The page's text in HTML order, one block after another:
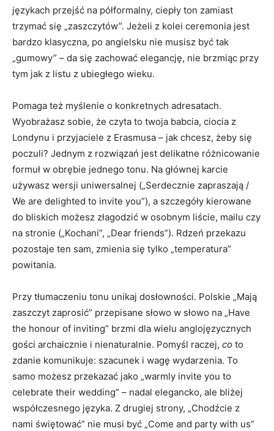
językach przejść na półformalny, ciepły ton zamiast
trzymać się „zaszczytów”. Jeżeli z kolei ceremonia jest
bardzo klasyczna, po angielsku nie musisz być tak
„gumowy” – da się zachować elegancję, nie brzmiąc przy
tym jak z listu z ubiegłego wieku.
Pomaga też myślenie o konkretnych adresatach.
Wyobrażasz sobie, że czyta to twoja babcia, ciocia z
Londynu i przyjaciele z Erasmusa – jak chcesz, żeby się
poczuli? Jednym z rozwiązań jest delikatne różnicowanie
formuł w obrębie jednego tonu. Na głównej karcie
używasz wersji uniwersalnej („Serdecznie zapraszają /
We are delighted to invite you”), a szczegóły kierowane
do bliskich możesz złagodzić w osobnym liście, mailu czy
na stronie („Kochani”, „Dear friends”). Rdzeń przekazu
pozostaje ten sam, zmienia się tylko „temperatura”
powitania.
Przy tłumaczeniu tonu unikaj dosłowności. Polskie „Mają
zaszczyt zaprosić” przepisane słowo w słowo na „Have
the honour of inviting” brzmi dla wielu anglojęzycznych
gości archaicznie i nienaturalnie. Pomyśl raczej, co to
zdanie komunikuje: szacunek i wagę wydarzenia. To
samo możesz przekazać jako „warmly invite you to
celebrate their wedding” – nadal elegancko, ale bliżej
współczesnego języka. Z drugiej strony, „Chodźcie z
nami świętować” nie musi być „Come and party with us”